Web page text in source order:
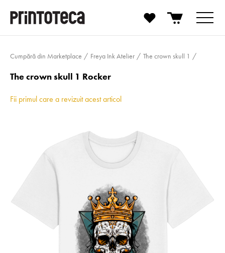
Cumpără din Marketplace Freya Ink Atelier The crown skull 1
The crown skull 1 Rocker
Fii primul care a revizuit acest articol